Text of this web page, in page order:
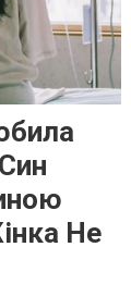
Не